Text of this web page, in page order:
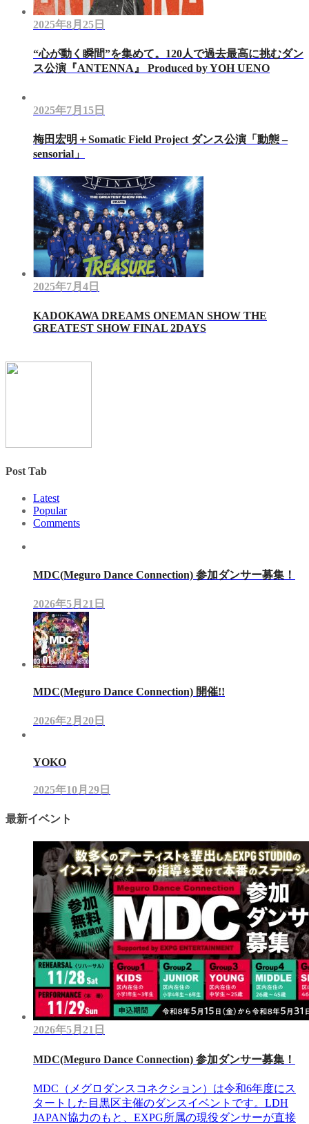
2025年8月25日
“心が動く瞬間”を集めて。120人で過去最高に挑むダン
ス公演『ANTENNA』 Produced by YOH UENO
2025年7月15日
梅田宏明＋Somatic Field Project ダンス公演「動態 ‒
sensorial」
2025年7月4日
KADOKAWA DREAMS ONEMAN SHOW THE
GREATEST SHOW FINAL 2DAYS
Post Tab
Latest
Popular
Comments
MDC(Meguro Dance Connection) 参加ダンサー募集！
2026年5月21日
MDC(Meguro Dance Connection) 開催!!
2026年2月20日
YOKO
2025年10月29日
最新イベント
2026年5月21日
MDC(Meguro Dance Connection) 参加ダンサー募集！
MDC（メグロダンスコネクション）は令和6年度にス
タートした目黒区主催のダンスイベントです。LDH
JAPAN協力のもと、EXPG所属の現役ダンサーが直接